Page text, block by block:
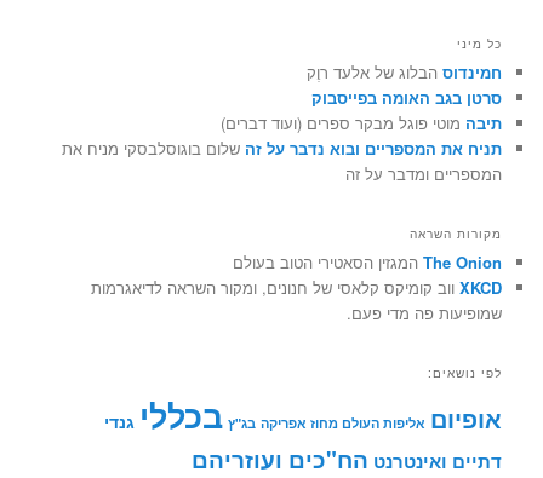
כל מיני
חמינדוס הבלוג של אלעד רוֶק
סרטן בגב האומה בפייסבוק
תיבה מוטי פוגל מבקר ספרים (ועוד דברים)
תניח את המספריים ובוא נדבר על זה שלום בוגוסלבסקי מניח את
המספריים ומדבר על זה
מקורות השראה
The Onion המגזין הסאטירי הטוב בעולם
XKCD ווב קומיקס קלאסי של חנונים, ומקור השראה לדיאגרמות
שמופיעות פה מדי פעם.
לפי נושאים:
אופיום אליפות העולם מחוז אפריקה בג"ץ בכללי גנדי
דתיים ואינטרנט הח"כים ועוזריהם